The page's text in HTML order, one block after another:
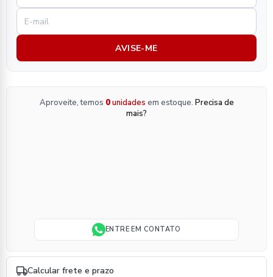
AVISE-ME
Aproveite, temos 0unidades em estoque. Precisa de
mais?
ENTRE EM CONTATO
Calcular frete e prazo